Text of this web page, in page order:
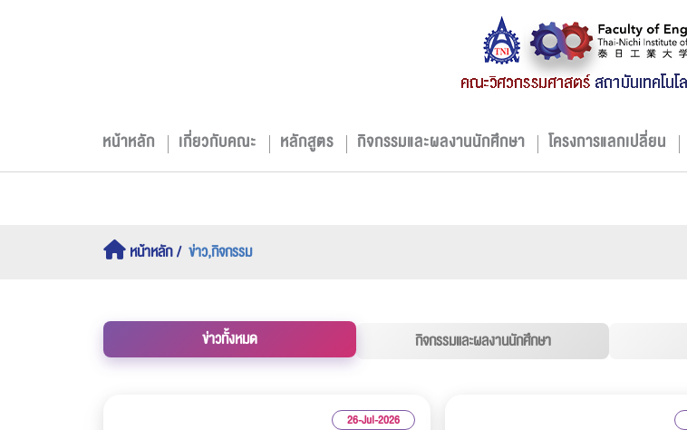
หน้าหลัก เกี่ยวกับคณะ หลักสูตร กิจกรรมและผลงานนักศึกษา โครงการแลกเปลี่ยน
หน้าหลัก ข่าว,กิจกรรม
ข่าวทั้งหมด กิจกรรมและผลงานนักศึกษา
26-Jul-2026